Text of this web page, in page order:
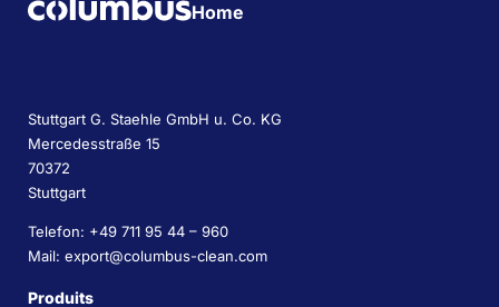
Home
Stuttgart G. Staehle GmbH u. Co. KG
Mercedesstraße 15
70372
Stuttgart
Telefon: +49 711 95 44 – 960
Mail: export@columbus-clean.com
Produits